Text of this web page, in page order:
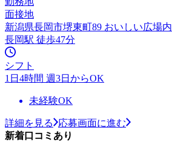
面接地
新潟県長岡市堺東町89 おいしい広場内
長岡駅 徒歩47分
シフト
1日4時間 週3日からOK
未経験OK
詳細を見る
応募画面に進む
新着口コミあり